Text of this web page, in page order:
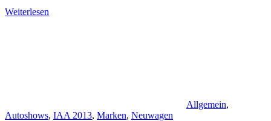
Weiterlesen
Allgemein,
Autoshows, IAA 2013, Marken, Neuwagen